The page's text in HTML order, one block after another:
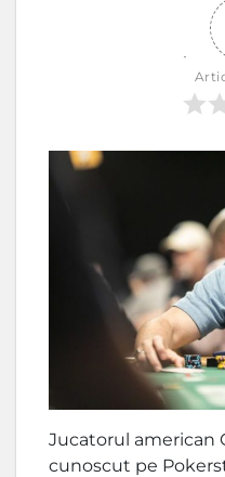
Jucatorul american
cunoscut pe